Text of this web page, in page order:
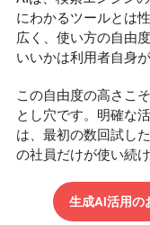
にわかるツールとは
広く、使い方の自由
いいかは利用者自身
この自由度の高さこ
とし穴です。明確な
は、最初の数回試し
の社員だけが使い続
生成AI活用の